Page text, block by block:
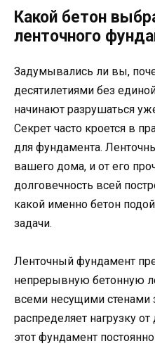
Какой бетон
ленточного
Задумывались ли вы,
десятилетиями без
начинают разрушаться
Секрет часто кроется в
для фундамента.
вашего дома, и от его
долговечность всей
какой именно бетон
задачи.
Ленточный фундамент
непрерывную бетонную
всеми несущими стенами
распределяет нагрузку
этот фундамент